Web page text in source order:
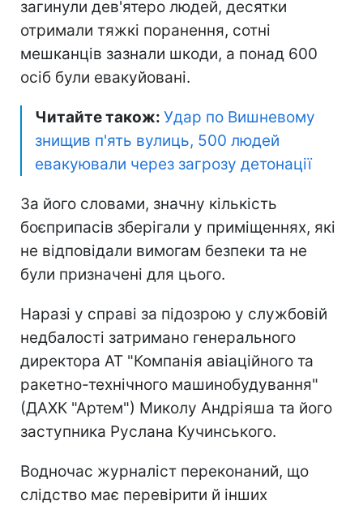
загинули дев'ятеро людей, десятки
отримали тяжкі поранення, сотні
мешканців зазнали шкоди, а понад 600
осіб були евакуйовані.
Читайте також: Удар по Вишневому
знищив п'ять вулиць, 500 людей
евакуювали через загрозу детонації
За його словами, значну кількість
боєприпасів зберігали у приміщеннях, які
не відповідали вимогам безпеки та не
були призначені для цього.
Наразі у справі за підозрою у службовій
недбалості затримано генерального
директора АТ "Компанія авіаційного та
ракетно-технічного машинобудування"
(ДАХК "Артем") Миколу Андріяша та його
заступника Руслана Кучинського.
Водночас журналіст переконаний, що
слідство має перевірити й інших